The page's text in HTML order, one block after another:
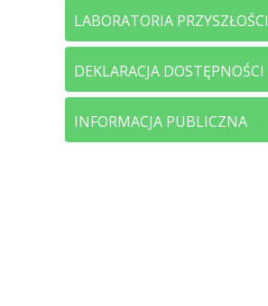
LABORATORIA PRZYSZŁOŚCI
DEKLARACJA DOSTĘPNOŚCI
INFORMACJA PUBLICZNA